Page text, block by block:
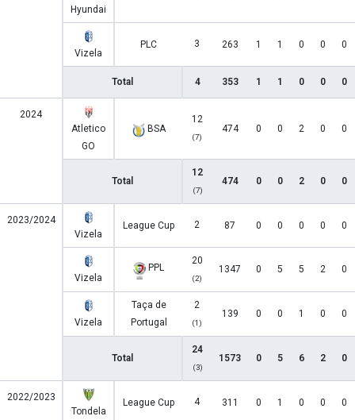
Hyundai
Vizela
PLC 3 263 1 1 0 0 0
Total 4 353 1 1 0 0 0
2024
Atletico
GO
BSA
12
(7)
474 0 0 2 0 0
Total
12
(7)
474 0 0 2 0 0
2023/2024
Vizela
League Cup 2 87 0 0 0 0 0
Vizela
PPL
20
(2)
1347 0 5 5 2 0
Vizela
Taça de
Portugal
2
(1)
139 0 0 1 0 0
Total
24
(3)
1573 0 5 6 2 0
2022/2023
Tondela
League Cup 4 311 0 1 0 0 0